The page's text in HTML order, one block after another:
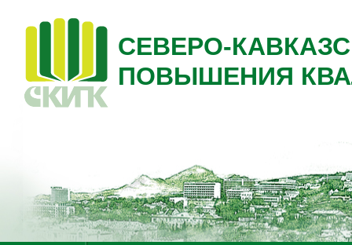
СЕВЕРО-
ПОВЫШЕНИЯ